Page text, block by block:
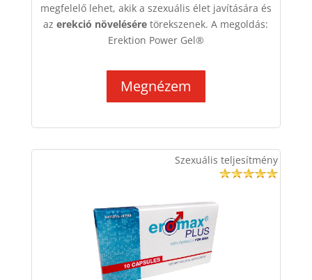
megfelelő lehet, akik a szexuális élet javítására és
azerekció növelésére törekszenek. A megoldás:
Erektion Power Gel®
Megnézem
Szexuális teljesítmény